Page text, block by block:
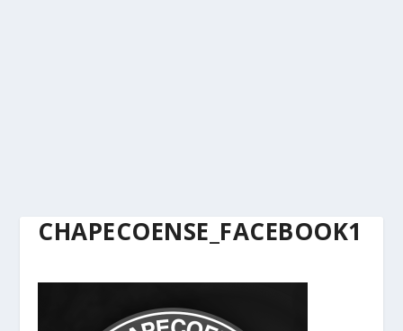
CHAPECOENSE_FACEBOOK1